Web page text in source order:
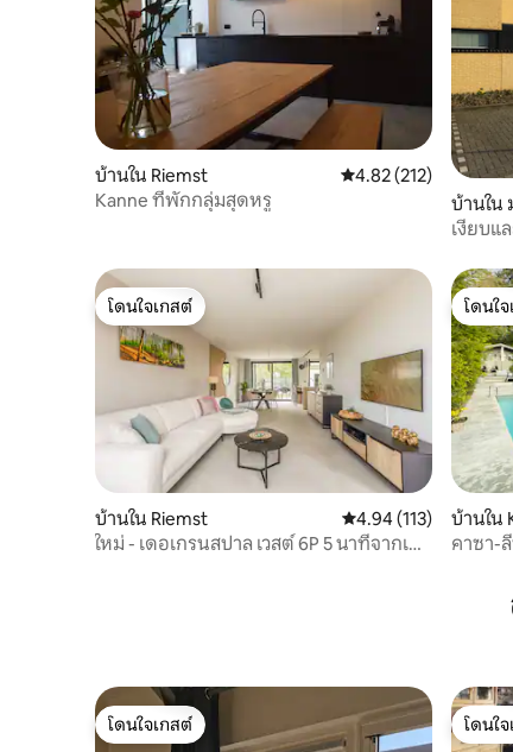
บ้านใน Riemst คะแนนเฉลี่ย 4.82 จาก
4.82 (212)
Kanne ที่พักกลุ่มสุดหรู
บ้านใน
เงียบแ
โดนใจเกสต์
โดนใจเกสต์
บ้านใน Riemst คะแนนเฉลี่ย 4.94 จาก
4.94 (113)
ใหม่ - เดอเกรนสปาล เวสต์ 6P 5 นาทีจากเมา
โดนใ
โดนใ
บ้านใน
คาซา-
โดนใจเกสต์
โดนใจเกสต์
โดนใ
โดนใ